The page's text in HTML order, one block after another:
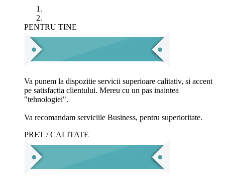
PENTRU TINE
Va punem la dispozitie servicii superioare calitativ, si accent
pe satisfactia clientului. Mereu cu un pas inaintea
"tehnologiei".
Va recomandam serviciile Business, pentru superioritate.
PRET / CALITATE